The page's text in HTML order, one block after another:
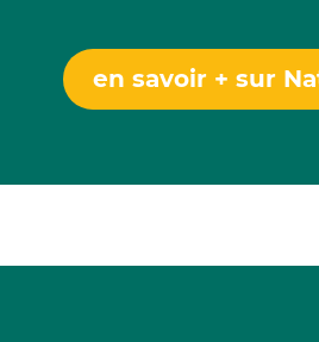
en savoir + sur